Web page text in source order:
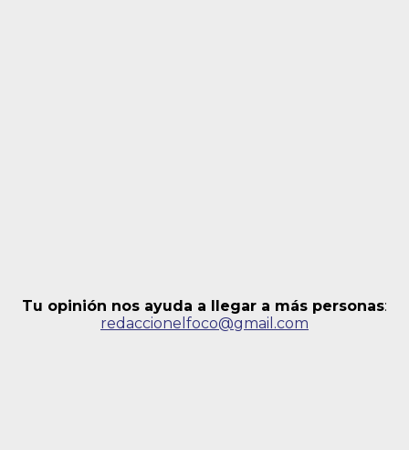
Tu opinión nos ayuda a llegar a más personas:
redaccionelfoco@gmail.com